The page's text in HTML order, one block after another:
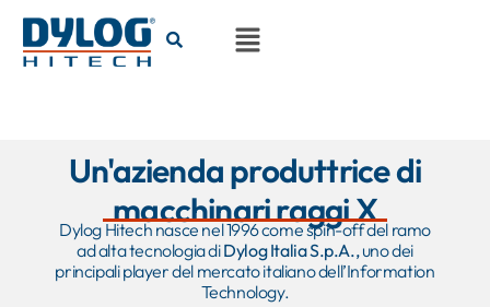
Un'azienda produttrice di
macchinari raggi X
Dylog Hitech nasce nel 1996 come spin-off del ramo
ad alta tecnologia diDylog Italia S.p.A.,uno dei
principali player del mercato italiano dell’Information
Technology.